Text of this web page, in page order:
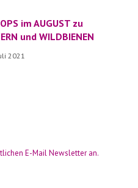
im AUGUST zu
und WILDBIENEN
2021
E-Mail Newsletter an.